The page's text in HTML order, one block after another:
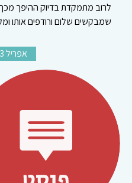
לרוב מתמקדת בדיוק ההיפך
שמבקשים שלום ורודפים אותו
אפריל 23, 2022